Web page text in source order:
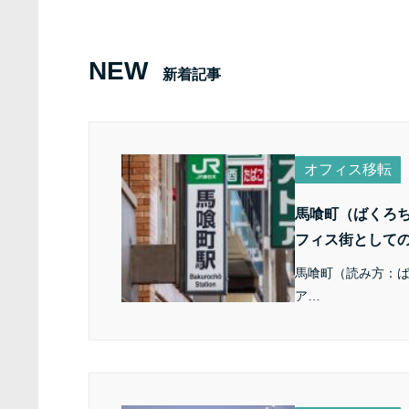
NEW 新着記事
オフィス移転
馬喰町（ばくろ
フィス街として
馬喰町（読み方：
ア…